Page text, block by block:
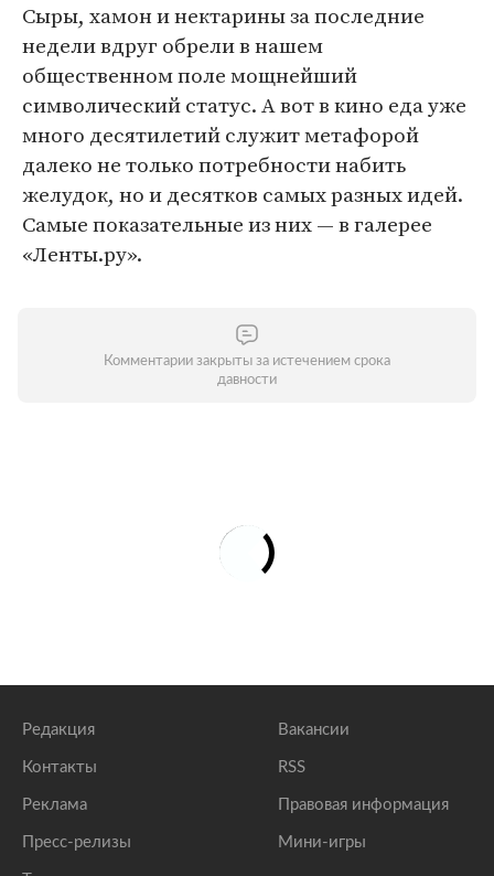
Сыры, хамон и нектарины за последние
недели вдруг обрели в нашем
общественном поле мощнейший
символический статус. А вот в кино еда уже
много десятилетий служит метафорой
далеко не только потребности набить
желудок, но и десятков самых разных идей.
Самые показательные из них — в галерее
«Ленты.ру».
Комментарии закрыты за истечением срока
давности
Редакция
Контакты
Реклама
Пресс-релизы
Вакансии
RSS
Правовая информация
Мини-игры